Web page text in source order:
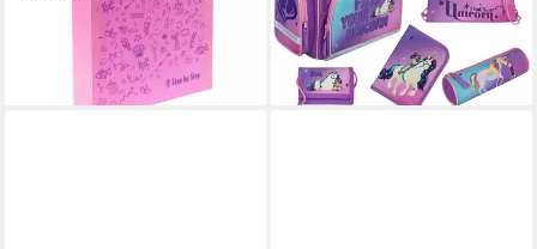
lieferbar - in 2-3 Werktagen bei dir
-26%
lieferbar - in 1-2 Werktagen bei dir
+1